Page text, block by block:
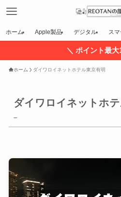
ホーム Apple製品 デジタル ス
＼ ポイント最大
ホーム ダイワロイネットホテル東京有明
ダイワロイネットホ
–